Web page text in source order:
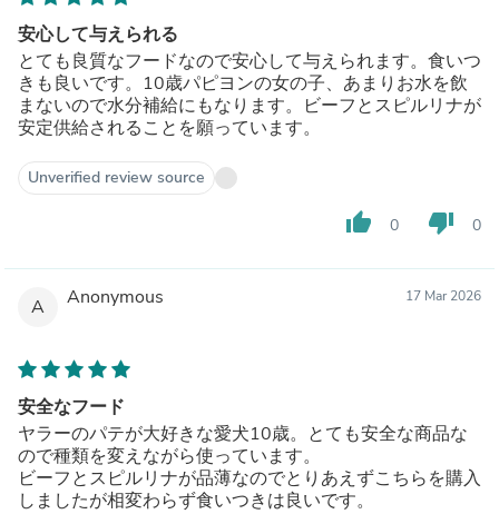
安心して与えられる
とても良質なフードなので安心して与えられます。食いつ
きも良いです。10歳パピヨンの女の子、あまりお水を飲
まないので水分補給にもなります。ビーフとスピルリナが
安定供給されることを願っています。
Unverified review source
thumb_up 0 thumb_down 0
A Anonymous 17 Mar 2026
安全なフード
ヤラーのパテが大好きな愛犬10歳。とても安全な商品な
ので種類を変えながら使っています。
ビーフとスピルリナが品薄なのでとりあえずこちらを購入
しましたが相変わらず食いつきは良いです。